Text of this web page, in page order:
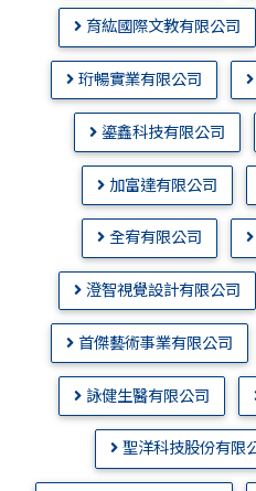
育紘國際文教有限公司
珩暢實業有限公司
鎏鑫科技有限公司
加富達有限公司
全宥有限公司
澄智視覺設計有限公司
首傑藝術事業有限公司
詠健生醫有限公司
聖洋科技股份有限